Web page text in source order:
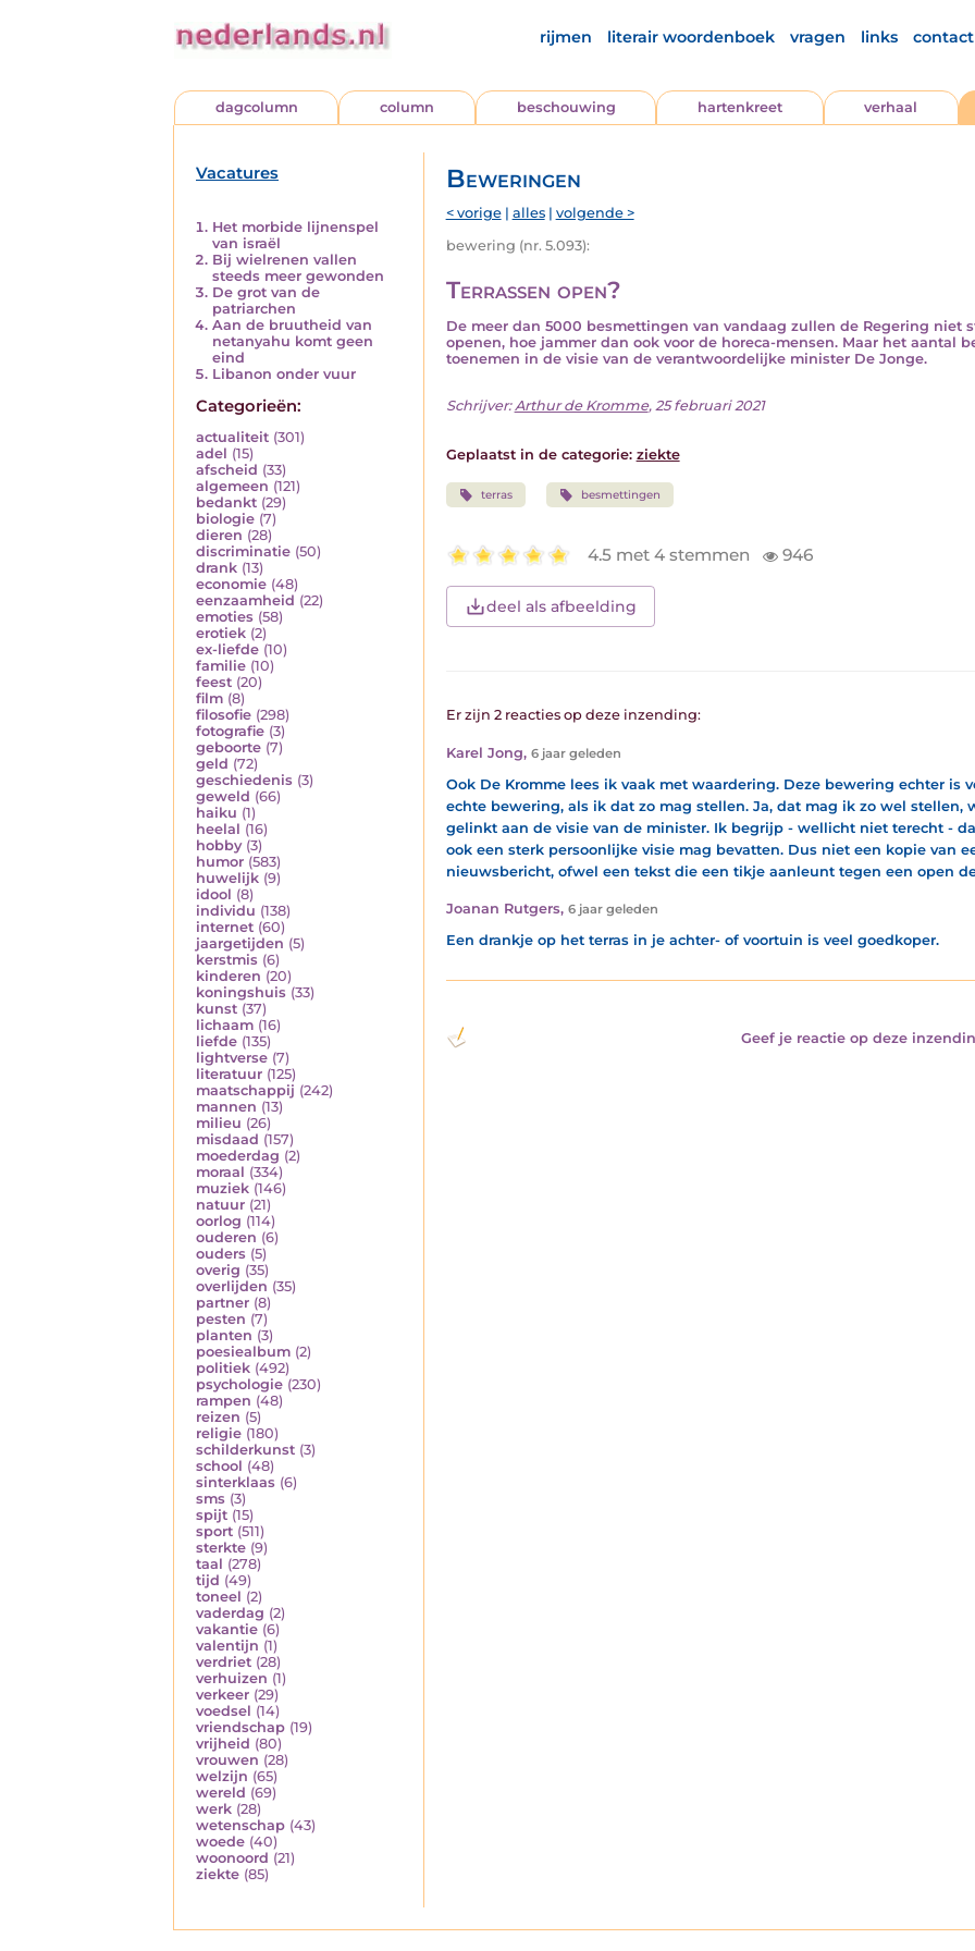
rijmen literair woordenboek vragen links contact
dagcolumn column beschouwing hartenkreet verhaal
Vacatures
Het morbide lijnenspel
van israël
Bij wielrenen vallen
steeds meer gewonden
De grot van de
patriarchen
Aan de bruutheid van
netanyahu komt geen
eind
Libanon onder vuur
Categorieën:
actualiteit (301)
adel (15)
afscheid (33)
algemeen (121)
bedankt (29)
biologie (7)
dieren (28)
discriminatie (50)
drank (13)
economie (48)
eenzaamheid (22)
emoties (58)
erotiek (2)
ex-liefde (10)
familie (10)
feest (20)
film (8)
filosofie (298)
fotografie (3)
geboorte (7)
geld (72)
geschiedenis (3)
geweld (66)
haiku (1)
heelal (16)
hobby (3)
humor (583)
huwelijk (9)
idool (8)
individu (138)
internet (60)
jaargetijden (5)
kerstmis (6)
kinderen (20)
koningshuis (33)
kunst (37)
lichaam (16)
liefde (135)
lightverse (7)
literatuur (125)
maatschappij (242)
mannen (13)
milieu (26)
misdaad (157)
moederdag (2)
moraal (334)
muziek (146)
natuur (21)
oorlog (114)
ouderen (6)
ouders (5)
overig (35)
overlijden (35)
partner (8)
pesten (7)
planten (3)
poesiealbum (2)
politiek (492)
psychologie (230)
rampen (48)
reizen (5)
religie (180)
schilderkunst (3)
school (48)
sinterklaas (6)
sms (3)
spijt (15)
sport (511)
sterkte (9)
taal (278)
tijd (49)
toneel (2)
vaderdag (2)
vakantie (6)
valentijn (1)
verdriet (28)
verhuizen (1)
verkeer (29)
voedsel (14)
vriendschap (19)
vrijheid (80)
vrouwen (28)
welzijn (65)
wereld (69)
werk (28)
wetenschap (43)
woede (40)
woonoord (21)
ziekte (85)
Beweringen
< vorige| alles| volgende >
bewering (nr. 5.093):
Terrassen open?
De meer dan 5000 besmettingen van vandaag zullen de Regering niet
openen, hoe jammer dan ook voor de horeca-mensen. Maar het aantal
toenemen in de visie van de verantwoordelijke minister De Jonge.
Schrijver: Arthur de Kromme, 25 februari 2021
Geplaatst in de categorie: ziekte
terras besmettingen
4.5 met 4 stemmen 946
deel als afbeelding
Er zijn 2 reacties op deze inzending:
Karel Jong, 6 jaar geleden
Ook De Kromme lees ik vaak met waardering. Deze bewering echter is
echte bewering, als ik dat zo mag stellen. Ja, dat mag ik zo wel stellen,
gelinkt aan de visie van de minister. Ik begrijp - wellicht niet terecht -
ook een sterk persoonlijke visie mag bevatten. Dus niet een kopie van
nieuwsbericht, ofwel een tekst die een tikje aanleunt tegen een open
Joanan Rutgers, 6 jaar geleden
Een drankje op het terras in je achter- of voortuin is veel goedkoper.
Geef je reactie op deze